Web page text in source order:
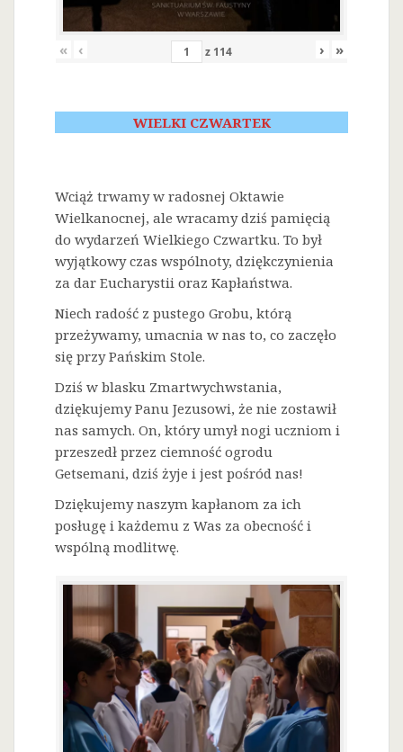
« ‹ z 114 › »
WIELKI CZWARTEK
Wciąż trwamy w radosnej Oktawie
Wielkanocnej, ale wracamy dziś pamięcią
do wydarzeń Wielkiego Czwartku. To był
wyjątkowy czas wspólnoty, dziękczynienia
za dar Eucharystii oraz Kapłaństwa.
Niech radość z pustego Grobu, którą
przeżywamy, umacnia w nas to, co zaczęło
się przy Pańskim Stole.
Dziś w blasku Zmartwychwstania,
dziękujemy Panu Jezusowi, że nie zostawił
nas samych. On, który umył nogi uczniom i
przeszedł przez ciemność ogrodu
Getsemani, dziś żyje i jest pośród nas!
Dziękujemy naszym kapłanom za ich
posługę i każdemu z Was za obecność i
wspólną modlitwę.